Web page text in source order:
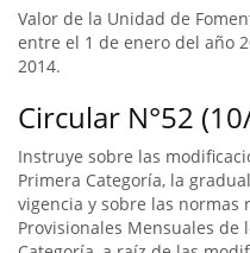
Valor de la Unidad de
entre el 1 de enero del año
2014.
Circular N°52
Instruye sobre las
Primera Categoría, la
vigencia y sobre las normas
Provisionales Mensuales